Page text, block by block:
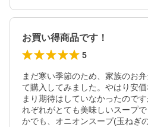
お買い得商品です！
5
まだ寒い季節のため、家族のお
て購入してみました。やはり安
まり期待はしていなかったので
れぞれがとても美味しいスープ
かでも、オニオンスープ(玉ねぎ